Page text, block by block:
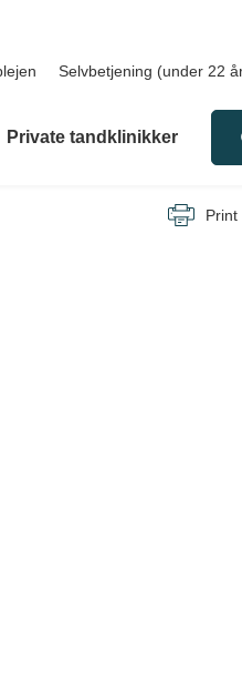
Selvbetjening (under 22
Private tandklinikker
Print